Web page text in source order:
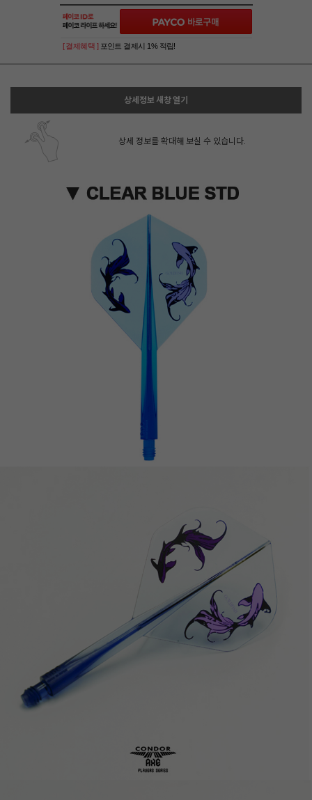
[ 결제혜택 ] 포인트 결제시 1% 적립!
상세정보 새창 열기
상세 정보를 확대해 보실 수 있습니다.